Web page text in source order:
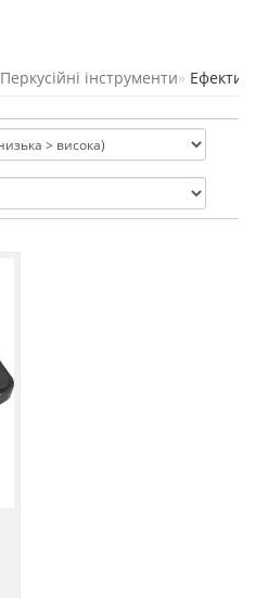
Перкусійні інструменти Ефекти